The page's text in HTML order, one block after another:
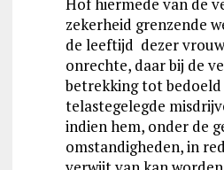
zekerheid grenzende
de leeftijd dezer
onrechte, daar bij de
betrekking tot
telastegelegde
indien hem, onder de
omstandigheden, in